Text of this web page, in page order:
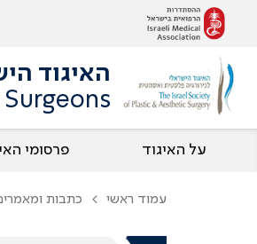
האיגוד
על האיגוד פרסומי
עמוד ראשי כתבות